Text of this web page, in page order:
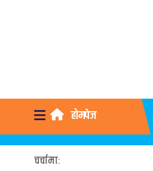
होमपेज
चर्चामा: